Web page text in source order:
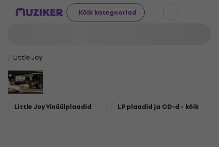
Kõik kategooriad
Little Joy
Little Joy Vinüülplaadid LP plaadid ja CD-d - kõik